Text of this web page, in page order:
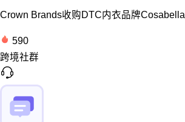
Crown Brands收购DTC内衣品牌Cosabella
590
跨境社群